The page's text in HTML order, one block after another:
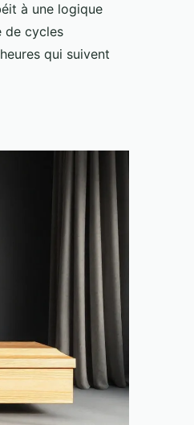
à une logique
de cycles
qui suivent